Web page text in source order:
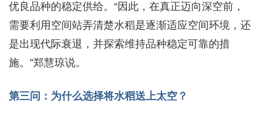
优良品种的稳定供给。“因此，在真正迈向深空前，
需要利用空间站弄清楚水稻是逐渐适应空间环境，还
是出现代际衰退，并探索维持品种稳定可靠的措
施。”郑慧琼说。
第三问：为什么选择将水稻送上太空？